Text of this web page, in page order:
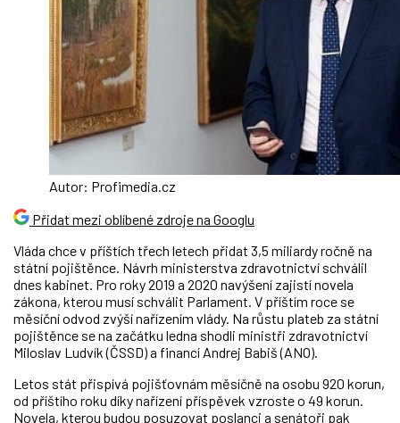
Autor: Profimedia.cz
Přidat mezi oblíbené zdroje na Googlu
Vláda chce v příštích třech letech přidat 3,5 miliardy ročně na
státní pojištěnce. Návrh ministerstva zdravotnictví schválil
dnes kabinet. Pro roky 2019 a 2020 navýšení zajistí novela
zákona, kterou musí schválit Parlament. V příštím roce se
měsíční odvod zvýší nařízením vlády. Na růstu plateb za státní
pojištěnce se na začátku ledna shodli ministři zdravotnictví
Miloslav Ludvík (ČSSD) a financí Andrej Babiš (ANO).
Letos stát přispívá pojišťovnám měsíčně na osobu 920 korun,
od příštího roku díky nařízení příspěvek vzroste o 49 korun.
Novela, kterou budou posuzovat poslanci a senátoři pak